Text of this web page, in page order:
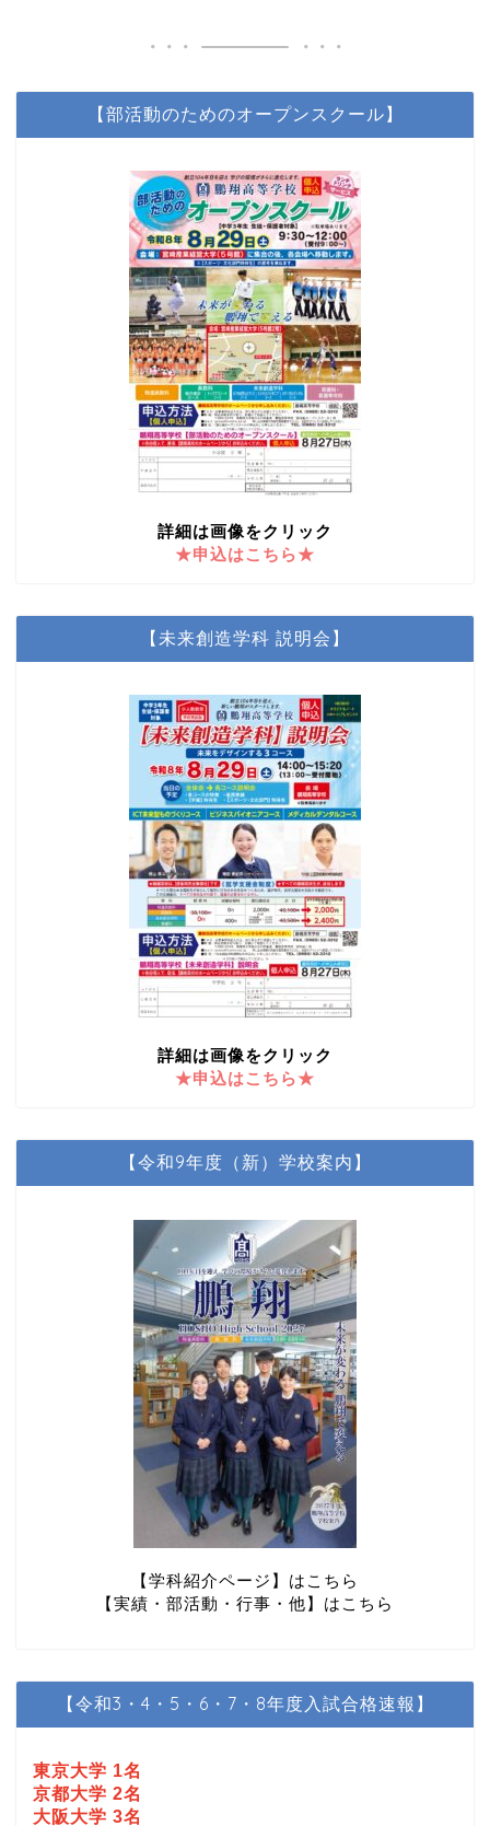
【部活動のためのオープンスクール】
詳細は画像をクリック
★申込はこちら★
【未来創造学科 説明会】
詳細は画像をクリック
★申込はこちら★
【令和9年度（新）学校案内】
【学科紹介ページ】はこちら
【実績・部活動・行事・他】はこちら
【令和3・4・5・6・7・8年度入試合格速報】
東京大学 1名
京都大学 2名
大阪大学 3名